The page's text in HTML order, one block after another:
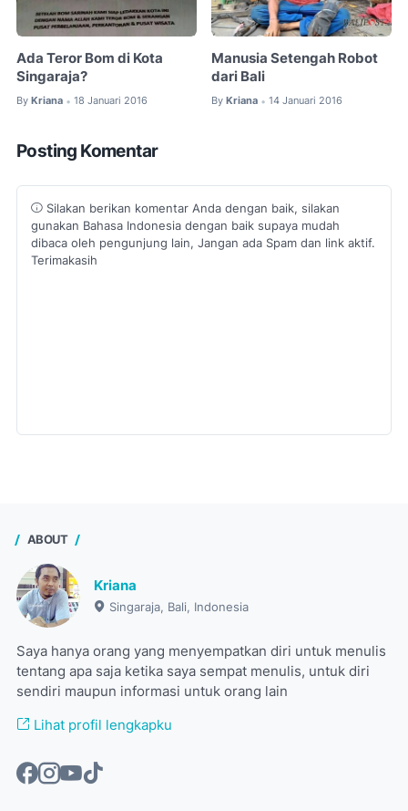
Ada Teror Bom di Kota
Singaraja?
By Kriana • 18 Januari 2016
Manusia Setengah Robot
dari Bali
By Kriana • 14 Januari 2016
Posting Komentar
Silakan berikan komentar Anda dengan baik, silakan
gunakan Bahasa Indonesia dengan baik supaya mudah
dibaca oleh pengunjung lain, Jangan ada Spam dan link aktif.
Terimakasih
ABOUT
Kriana
Singaraja, Bali, Indonesia
Saya hanya orang yang menyempatkan diri untuk menulis
tentang apa saja ketika saya sempat menulis, untuk diri
sendiri maupun informasi untuk orang lain
Lihat profil lengkapku